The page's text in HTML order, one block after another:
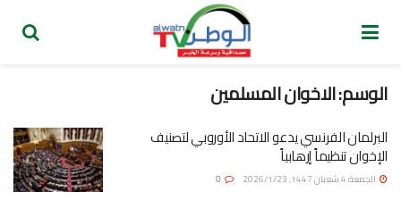
الوسم: الاخوان المسلمين
البرلمان الفرنسي يدعو الاتحاد الأوروبي لتصنيف
الإخوان تنظيماً إرهابياً
الجمعة 4 شعبان 1447, 2026/1/23